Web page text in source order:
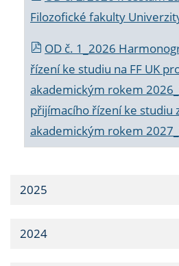
Filozofické fakulty
OD č. 1_2026
řízení ke studiu na FF UK
akademickým rokem
přijímacího řízení ke studiu
akademickým rokem
2025
2024